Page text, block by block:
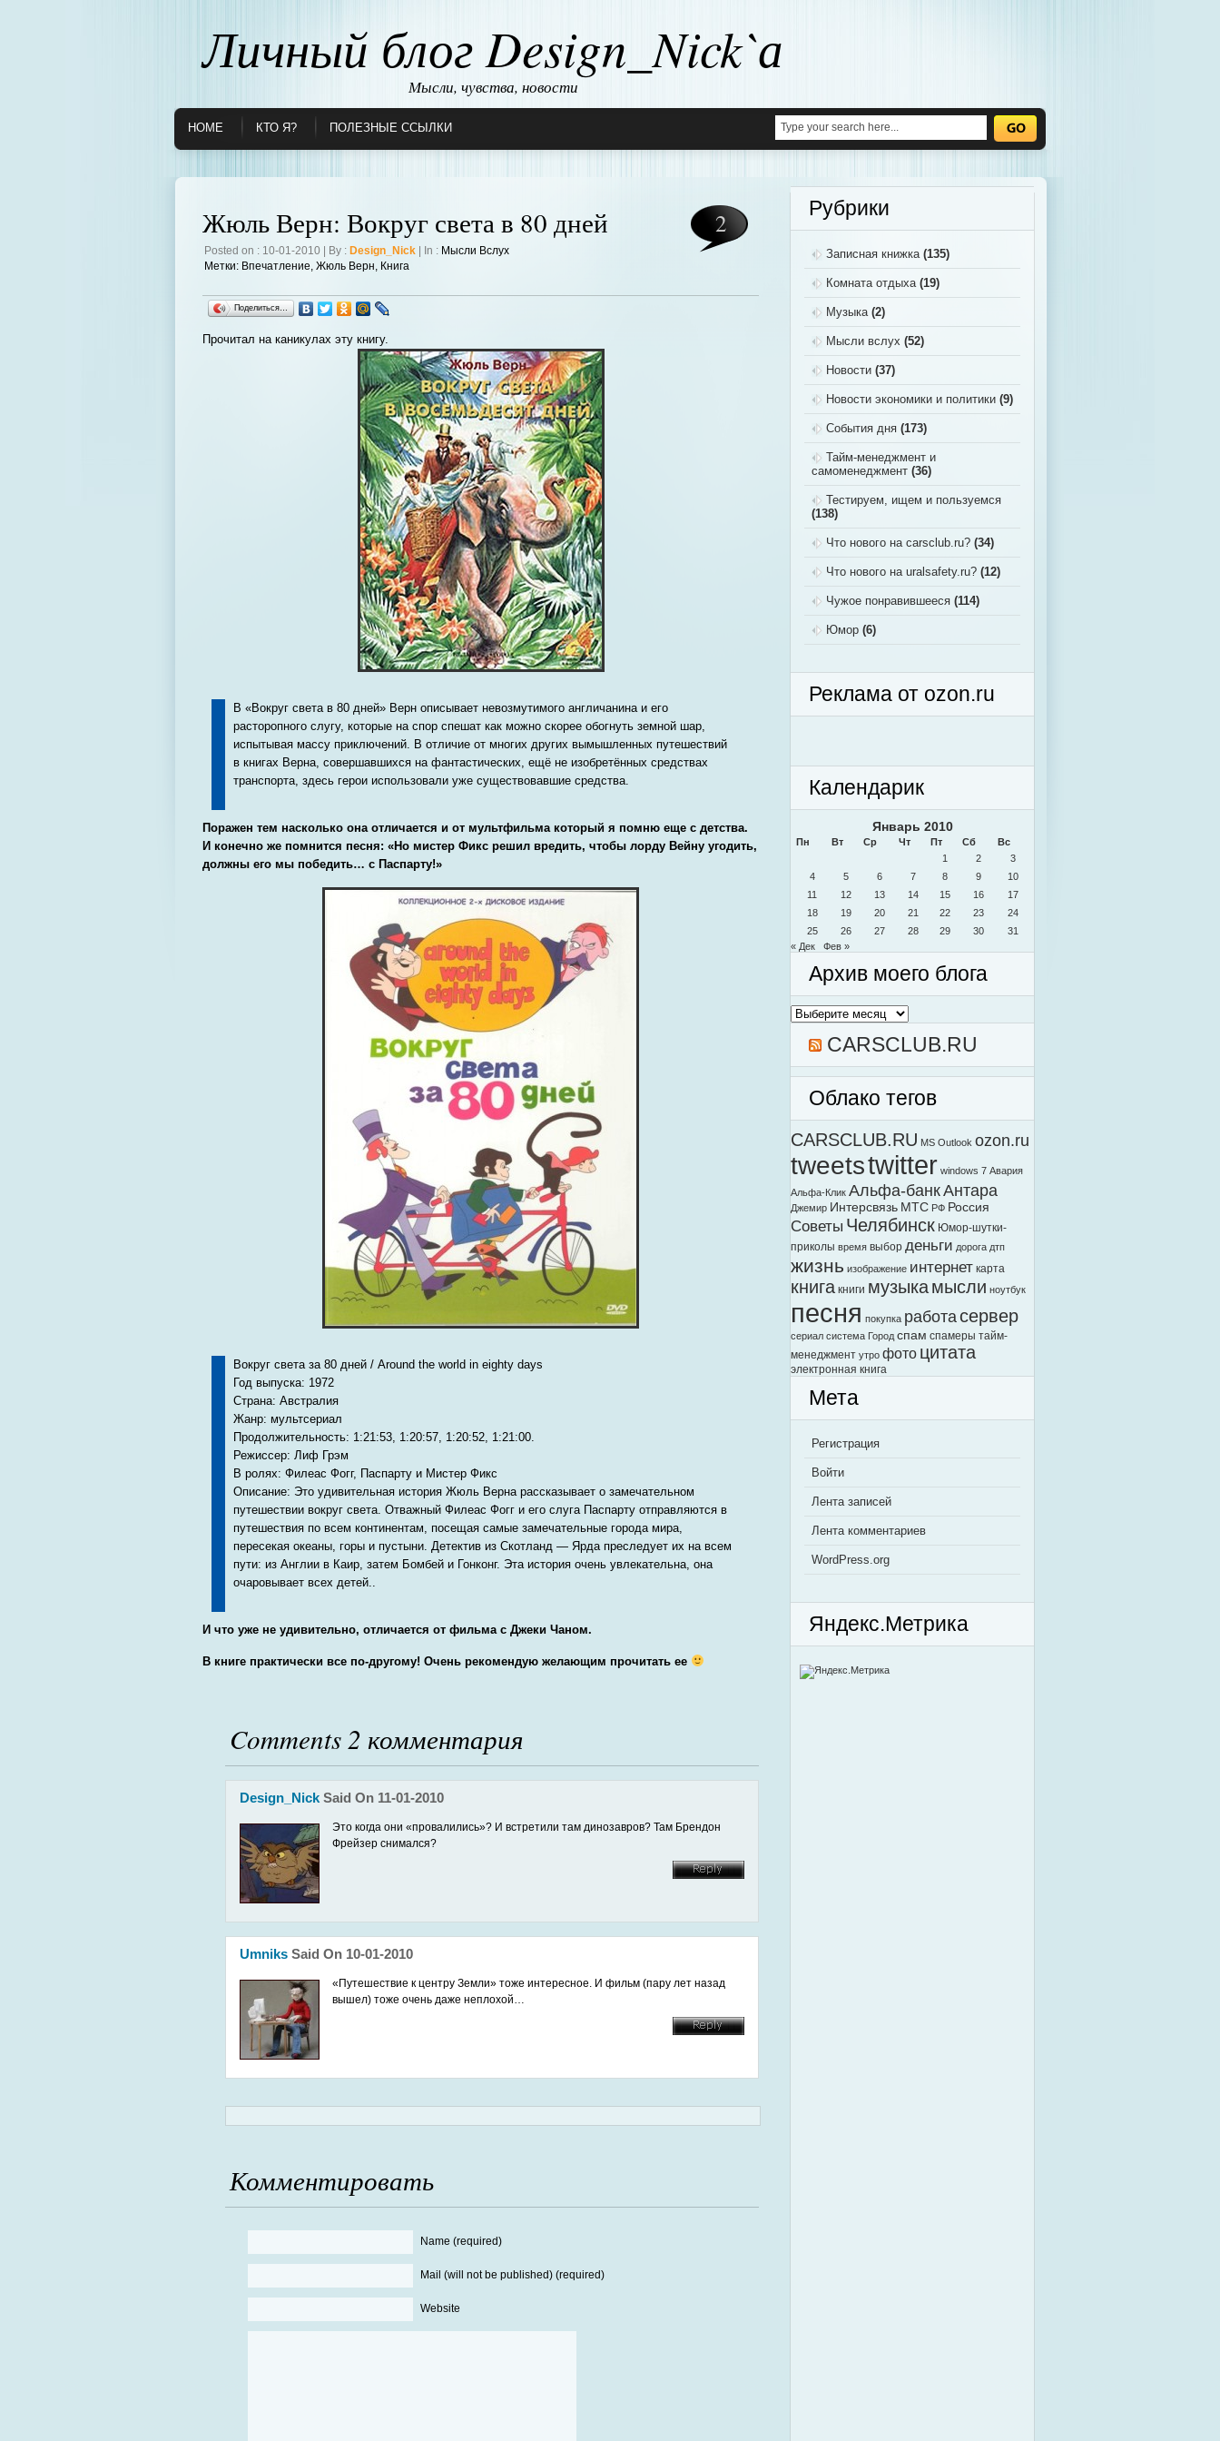
Личный блог Design_Nick`а
Мысли, чувства, новости
HOME КТО Я? ПОЛЕЗНЫЕ ССЫЛКИ
Жюль Верн: Вокруг света в 80 дней
Posted on : 10-01-2010 | By : Design_Nick | In : Мысли Вслух
Метки: Впечатление, Жюль Верн, Книга
2
Поделиться…
Прочитал на каникулах эту книгу.
В «Вокруг света в 80 дней» Верн описывает невозмутимого англичанина и его
расторопного слугу, которые на спор спешат как можно скорее обогнуть земной шар,
испытывая массу приключений. В отличие от многих других вымышленных путешествий
в книгах Верна, совершавшихся на фантастических, ещё не изобретённых средствах
транспорта, здесь герои использовали уже существовавшие средства.
Поражен тем насколько она отличается и от мультфильма который я помню еще с детства.
И конечно же помнится песня: «Но мистер Фикс решил вредить, чтобы лорду Вейну угодить,
должны его мы победить… с Паспарту!»
Вокруг света за 80 дней / Around the world in eighty days
Год выпуска: 1972
Страна: Австралия
Жанр: мультсериал
Продолжительность: 1:21:53, 1:20:57, 1:20:52, 1:21:00.
Режиссер: Лиф Грэм
В ролях: Филеас Фогг, Паспарту и Мистер Фикс
Описание: Это удивительная история Жюль Верна рассказывает о замечательном
путешествии вокруг света. Отважный Филеас Фогг и его слуга Паспарту отправляются в
путешествия по всем континентам, посещая самые замечательные города мира,
пересекая океаны, горы и пустыни. Детектив из Скотланд — Ярда преследует их на всем
пути: из Англии в Каир, затем Бомбей и Гонконг. Эта история очень увлекательна, она
очаровывает всех детей..
И что уже не удивительно, отличается от фильма с Джеки Чаном.
В книге практически все по-другому! Очень рекомендую желающим прочитать ее
Comments 2 комментария
Design_Nick Said On 11-01-2010
Это когда они «провалились»? И встретили там динозавров? Там Брендон
Фрейзер снимался?
Umniks Said On 10-01-2010
«Путешествие к центру Земли» тоже интересное. И фильм (пару лет назад
вышел) тоже очень даже неплохой…
Комментировать
Name (required)
Mail (will not be published) (required)
Website
Рубрики
Записная книжка(135)
Комната отдыха(19)
Музыка(2)
Мысли вслух (52)
Новости (37)
Новости экономики и политики (9)
События дня (173)
Тайм-менеджмент и
самоменеджмент (36)
Тестируем, ищем и пользуемся
(138)
Что нового на carsclub.ru? (34)
Что нового на uralsafety.ru? (12)
Чужое понравившееся (114)
Юмор (6)
Реклама от ozon.ru
Календарик
Январь 2010
Пн Вт Ср Чт Пт Сб
Вс
1
2
3
4
5 6 7 8 9
10
11
12 13 14 15 16
17
18
19 20 21 22 23
24
25
26 27 28 29 30
31
« Дек
Фев »
Архив моего блога
Архив
моего
CARSCLUB.RU
Облако тегов
CARSCLUB.RU MS Outlook ozon.ru
tweetstwitter windows 7 Авария
Альфа-Клик Альфа-банкАнтара
Джемир Интерсвязь МТС РФ Россия
Советы Челябинск Юмор-шутки-
приколы время выбор деньги дорога дтп
жизнь изображение интернет карта
книга книги музыкамысли ноутбук
песня покупка работасервер
сериал система Город спам спамеры тайм-
менеджмент утро фото цитата
электронная книга
Мета
Регистрация
Войти
Лента записей
Лента комментариев
WordPress.org
Яндекс.Метрика